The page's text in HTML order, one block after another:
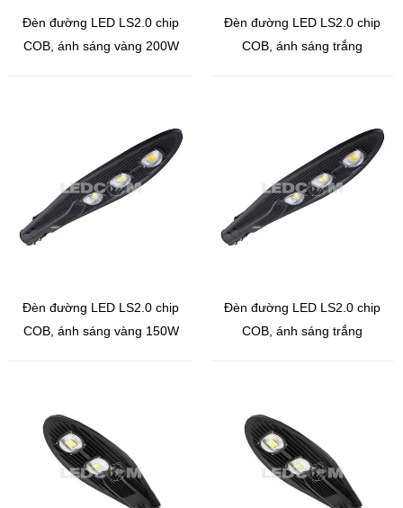
Đèn đường LED LS2.0 chip
COB, ánh sáng vàng 200W
Đèn đường LED LS2.0 chip
COB, ánh sáng trắng
Đèn đường LED LS2.0 chip
COB, ánh sáng vàng 150W
Đèn đường LED LS2.0 chip
COB, ánh sáng trắng